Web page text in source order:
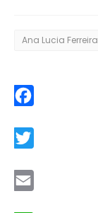
Ana Lucia Ferreira